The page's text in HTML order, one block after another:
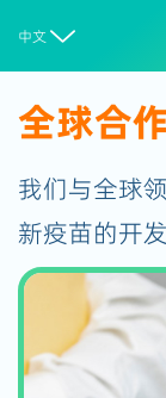
中文 
全球合
我们与全球
新疫苗的开